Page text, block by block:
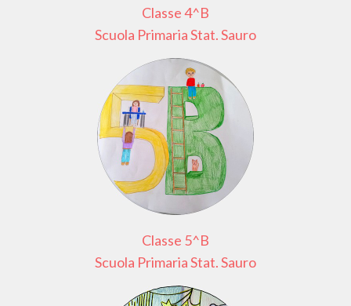
Classe 4^B
Scuola Primaria Stat. Sauro
Classe 5^B
Scuola Primaria Stat. Sauro